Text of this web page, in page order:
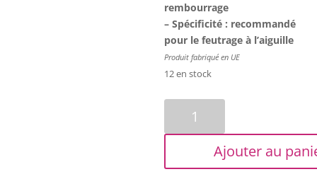
rembourrage
– Spécificité : recommandé
pour le feutrage à l’aiguille
Produit fabriqué en UE
12 en stock
Laine
en
Ajouter au